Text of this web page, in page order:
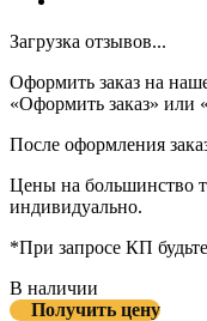
Загрузка отзывов...
Оформить заказ на
«Оформить заказ» или
После оформления
Цены на большинство
индивидуально.
*При запросе КП
В наличии
Получить цену